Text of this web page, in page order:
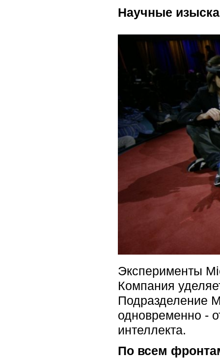
Научные
Эксперименты
Компания
Подразделение
одновременно -
интеллекта.
По всем